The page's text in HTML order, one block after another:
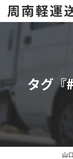
タグ『
山